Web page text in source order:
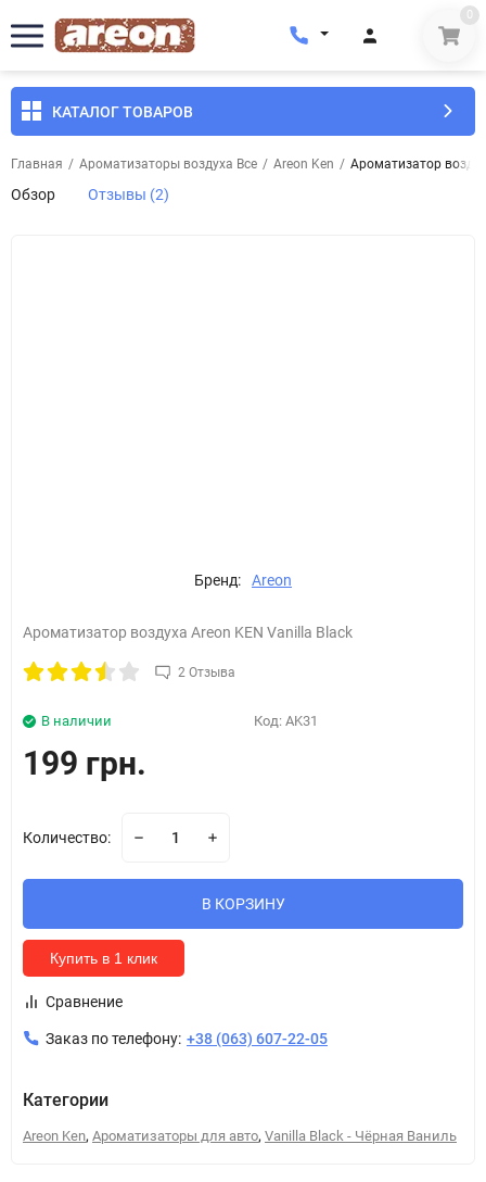
0
КАТАЛОГ ТОВАРОВ
Главная / Ароматизаторы воздуха Все / Areon Ken / Ароматизатор
Обзор Отзывы (2)
Бренд: Areon
Ароматизатор воздуха Areon KEN Vanilla Black
2 Отзыва
В наличии Код: AK31
199 грн.
Количество:
В КОРЗИНУ
Купить в 1 клик
Сравнение
Заказ по телефону: +38 (063) 607-22-05
Категории
Areon Ken, Ароматизаторы для авто, Vanilla Black - Чёрная Ваниль